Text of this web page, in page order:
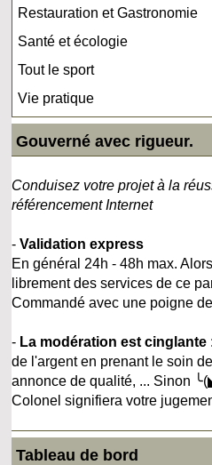
Restauration et Gastronomie
Santé et écologie
Tout le sport
Vie pratique
Gouverné avec rigueur.
Conduisez votre projet à la
référencement Internet
-Validation express
En général 24h - 48h max.
librement des services de ce
Commandé avec une poigne
- La modération est cinglante
de l'argent en prenant le soin
annonce de qualité, ... Sinon
Colonel signifiera votre
Tableau de bord